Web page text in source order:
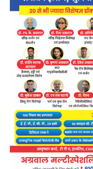
महासमुंद। पुलिस और
कार्रवाई में नशीली
आरोपियों को गिरफ्तार
मात्रा में नशीली कफ
बरामद किए गए हैं।